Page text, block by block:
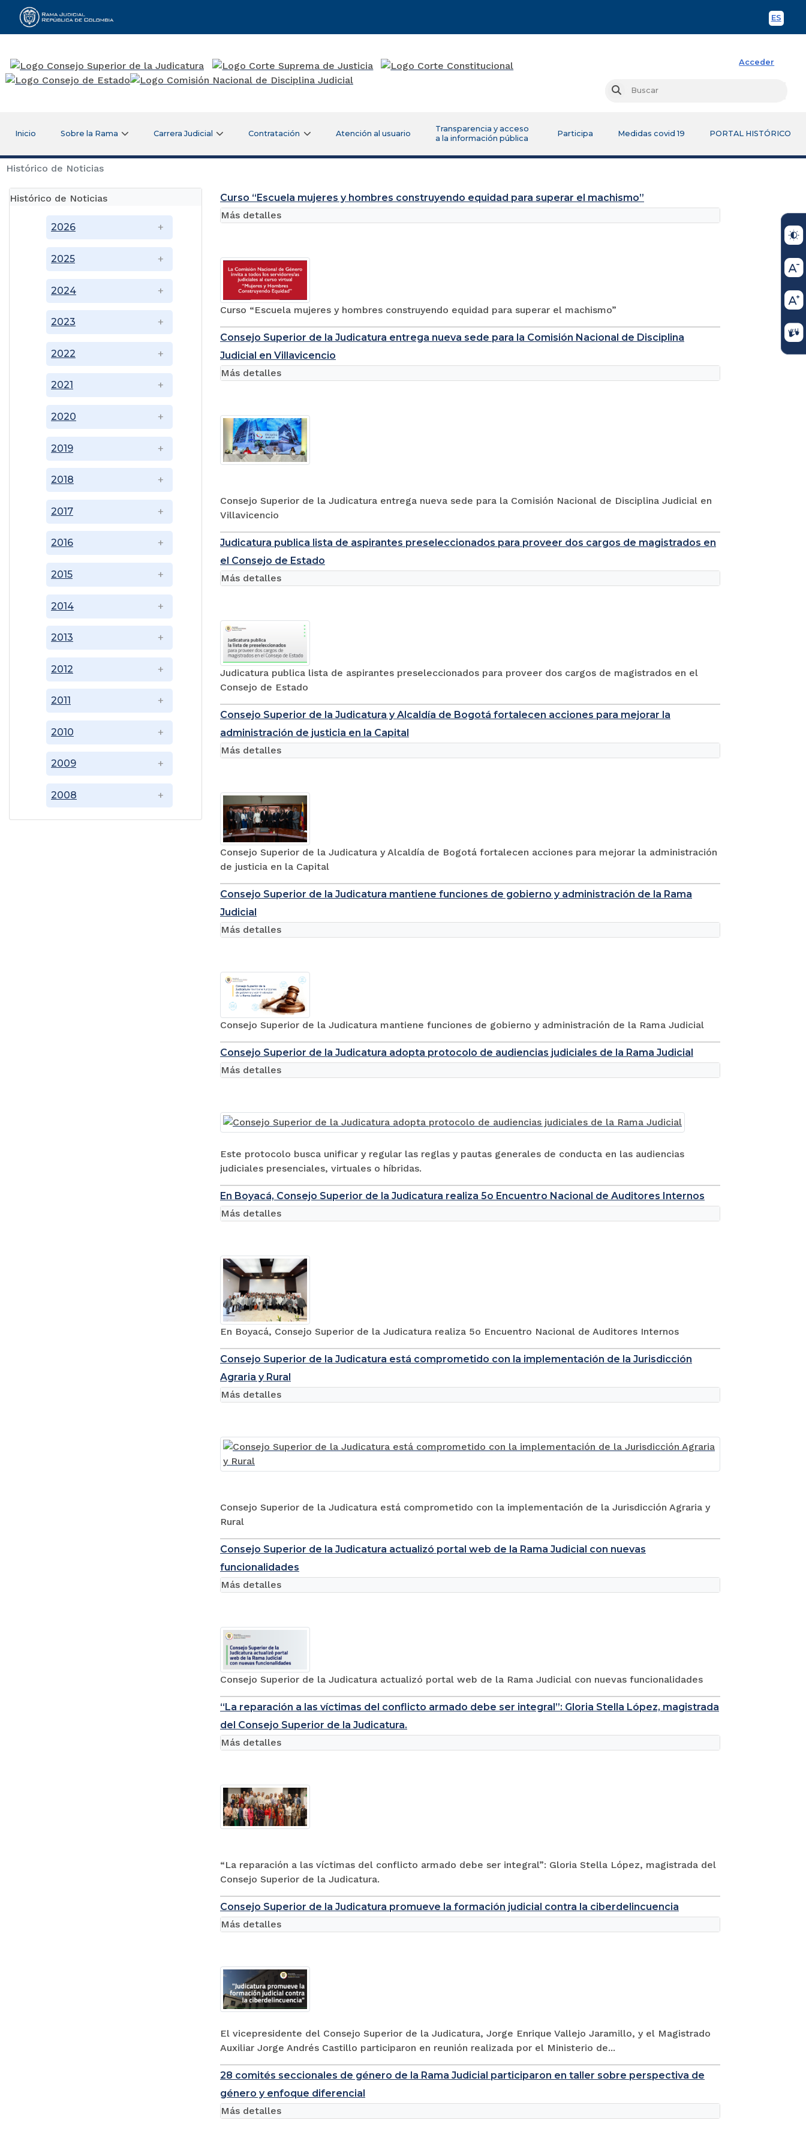
ES
Rama Judicial
Acceder
Buscar
Inicio Sobre la Rama Carrera Judicial Contratación Atención al usuario
Transparencia y acceso
a la información pública
Participa Medidas covid 19 PORTAL HISTÓRICO
Histórico de Noticias
Histórico de Noticias
2008
2009
2010
2011
2012
2013
2014
2015
2016
2017
2018
2019
2020
2021
2022
2023
2024
2025
2026
Curso “Escuela mujeres y hombres construyendo equidad para superar el machismo”
Curso “Escuela mujeres y hombres construyendo equidad para superar el machismo”
Más detalles
Consejo Superior de la Judicatura entrega nueva sede para la Comisión Nacional de Disciplina
Judicial en Villavicencio
Consejo Superior de la Judicatura entrega nueva sede para la Comisión Nacional de Disciplina Judicial en
Villavicencio
Más detalles
Judicatura publica lista de aspirantes preseleccionados para proveer dos cargos de magistrados en
el Consejo de Estado
Judicatura publica lista de aspirantes preseleccionados para proveer dos cargos de magistrados en el
Consejo de Estado
Más detalles
Consejo Superior de la Judicatura y Alcaldía de Bogotá fortalecen acciones para mejorar la
administración de justicia en la Capital
Consejo Superior de la Judicatura y Alcaldía de Bogotá fortalecen acciones para mejorar la administración
de justicia en la Capital
Más detalles
Consejo Superior de la Judicatura mantiene funciones de gobierno y administración de la Rama
Judicial
Consejo Superior de la Judicatura mantiene funciones de gobierno y administración de la Rama Judicial
Más detalles
Consejo Superior de la Judicatura adopta protocolo de audiencias judiciales de la Rama Judicial
Este protocolo busca unificar y regular las reglas y pautas generales de conducta en las audiencias
judiciales presenciales, virtuales o híbridas.
Más detalles
En Boyacá, Consejo Superior de la Judicatura realiza 5o Encuentro Nacional de Auditores Internos
En Boyacá, Consejo Superior de la Judicatura realiza 5o Encuentro Nacional de Auditores Internos
Más detalles
Consejo Superior de la Judicatura está comprometido con la implementación de la Jurisdicción
Agraria y Rural
Consejo Superior de la Judicatura está comprometido con la implementación de la Jurisdicción Agraria y
Rural
Más detalles
Consejo Superior de la Judicatura actualizó portal web de la Rama Judicial con nuevas
funcionalidades
Consejo Superior de la Judicatura actualizó portal web de la Rama Judicial con nuevas funcionalidades
Más detalles
“La reparación a las víctimas del conflicto armado debe ser integral”: Gloria Stella López, magistrada
del Consejo Superior de la Judicatura.
“La reparación a las víctimas del conflicto armado debe ser integral”: Gloria Stella López, magistrada del
Consejo Superior de la Judicatura.
Más detalles
Consejo Superior de la Judicatura promueve la formación judicial contra la ciberdelincuencia
El vicepresidente del Consejo Superior de la Judicatura, Jorge Enrique Vallejo Jaramillo, y el Magistrado
Auxiliar Jorge Andrés Castillo participaron en reunión realizada por el Ministerio de...
Más detalles
28 comités seccionales de género de la Rama Judicial participaron en taller sobre perspectiva de
género y enfoque diferencial
Más detalles